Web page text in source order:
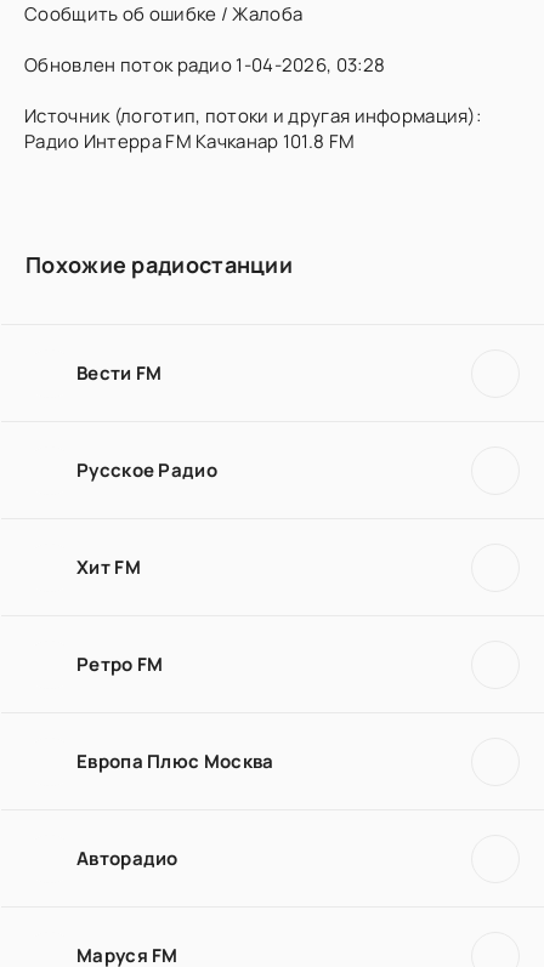
Сообщить об ошибке / Жалоба
Обновлен поток радио 1-04-2026, 03:28
Источник (логотип, потоки и другая информация):
Радио Интерра FM Качканар 101.8 FM
Похожие радиостанции
Вести FM
Русское Радио
Хит FM
Ретро FM
Европа Плюс Москва
Авторадио
Маруся FM